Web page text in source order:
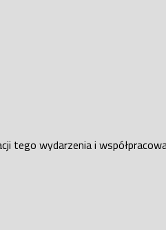
tego wydarzenia i